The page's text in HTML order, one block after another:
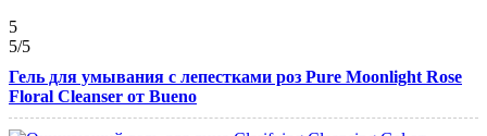
5
5/5
Гель для умывания с лепестками роз Pure Moonlight Rose
Floral Cleanser от Bueno